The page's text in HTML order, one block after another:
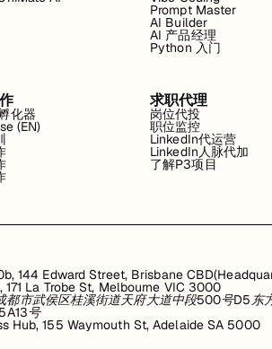
Prompt Master
AI Builder
AI 产品经理
Python 入门
化器
(EN)
求职代理
岗位代投
职位监控
LinkedIn代运营
LinkedIn人脉代加
了解P3项目
144 Edward Street, Brisbane
171 La Trobe St, Melbourne VIC 3000
都市武侯区桂溪街道天府大道中段500号D5东
号
Hub, 155 Waymouth St, Adelaide SA 5000